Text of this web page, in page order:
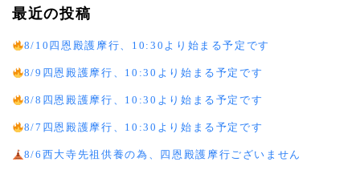
最近の投稿
8/10四恩殿護摩行、10:30より始まる予定です
8/9四恩殿護摩行、10:30より始まる予定です
8/8四恩殿護摩行、10:30より始まる予定です
8/7四恩殿護摩行、10:30より始まる予定です
8/6西大寺先祖供養の為、四恩殿護摩行ございません